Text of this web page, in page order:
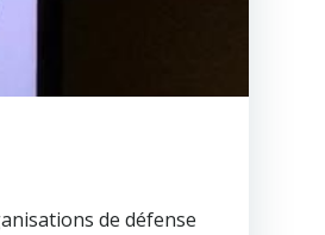
de défense